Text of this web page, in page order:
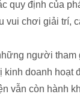
quy định của
vui chơi giải trí,
người tham
kinh doanh hoạt
vẫn còn hành